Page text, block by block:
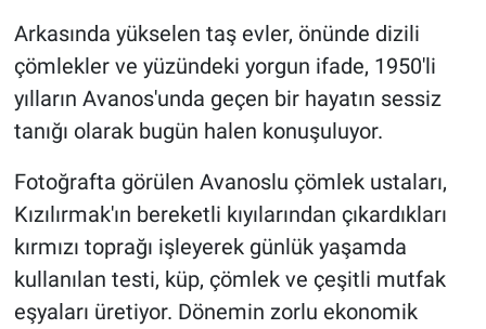
Arkasında yükselen taş evler, önünde dizili
çömlekler ve yüzündeki yorgun ifade, 1950'li
yılların Avanos'unda geçen bir hayatın sessiz
tanığı olarak bugün halen konuşuluyor.
Fotoğrafta görülen Avanoslu çömlek ustaları,
Kızılırmak'ın bereketli kıyılarından çıkardıkları
kırmızı toprağı işleyerek günlük yaşamda
kullanılan testi, küp, çömlek ve çeşitli mutfak
eşyaları üretiyor. Dönemin zorlu ekonomik